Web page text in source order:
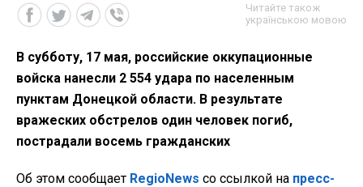
Читайте також
українською мовою
В субботу, 17 мая, российские оккупационные
войска нанесли 2 554 удара по населенным
пунктам Донецкой области. В результате
вражеских обстрелов один человек погиб,
пострадали восемь гражданских
Об этом сообщает RegioNews со ссылкой на пресс-